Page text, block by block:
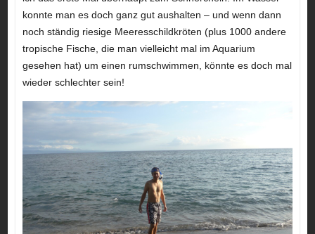
konnte man es doch ganz gut aushalten – und wenn dann
noch ständig riesige Meeresschildkröten (plus 1000 andere
tropische Fische, die man vielleicht mal im Aquarium
gesehen hat) um einen rumschwimmen, könnte es doch mal
wieder schlechter sein!